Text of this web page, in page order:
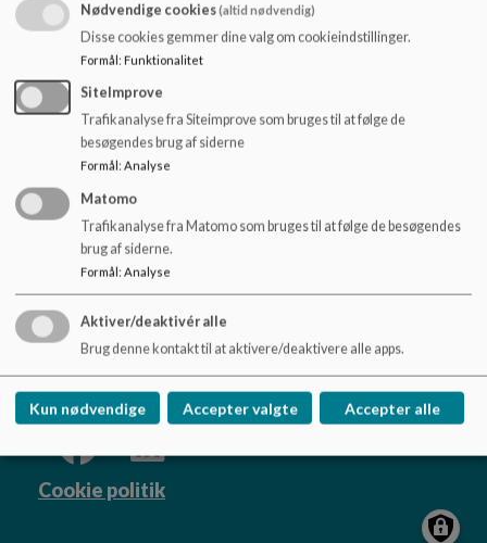
How to enter our online communacation platform, Aula:
Dokumenter
Aula Login guide English_0.pdf
Trørødskolen
Gl. Holtevej 2, 2950 Vedbæk
troeroedskolen@rudersdal.dk
+45 46114600
EAN NR.
*
Sitemap
Cookie politik
Nødvendige cookies(altid nødvendig)
Disse cookies gemmer dine valg om cookieindstillinger.
Formål: Funktionalitet
SiteImprove
Trafikanalyse fra Siteimprove som bruges til at følge de
besøgendes brug af siderne
Formål : Analyse
Matomo
Trafikanalyse fra Matomo som bruges til at følge de besøgendes
brug af siderne.
Formål: Analyse
Aktiver/deaktivér alle
Brug denne kontakt til at aktivere/deaktivere alle apps.
Kun nødvendige Accepter valgte Accepter alle